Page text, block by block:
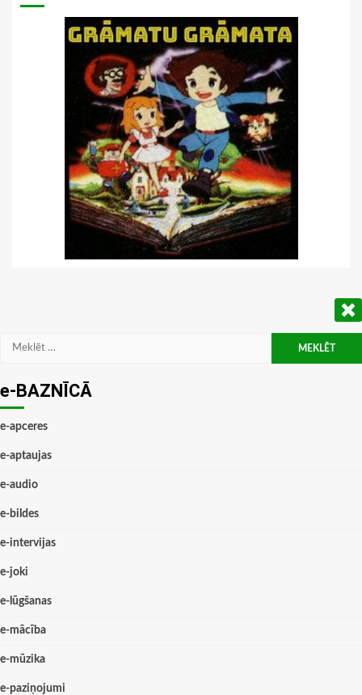
Meklēt:
e-BAZNĪCĀ
e-apceres
e-aptaujas
e-audio
e-bildes
e-intervijas
e-joki
e-lūgšanas
e-mācība
e-mūzika
e-paziņojumi